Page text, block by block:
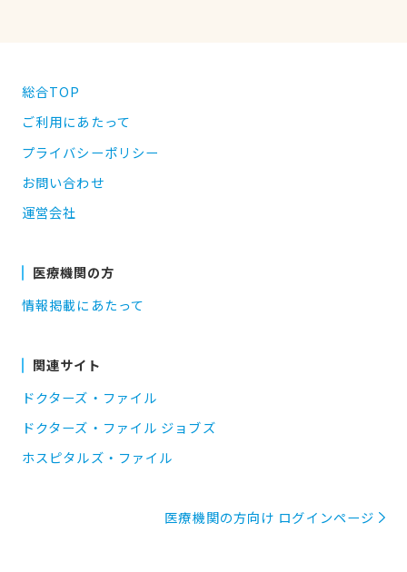
総合TOP
ご利用にあたって
プライバシーポリシー
お問い合わせ
運営会社
医療機関の方
情報掲載にあたって
関連サイト
ドクターズ・ファイル
ドクターズ・ファイル ジョブズ
ホスピタルズ・ファイル
医療機関の方向け ログインページ